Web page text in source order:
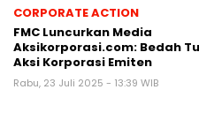
CORPORATE ACTION
FMC Luncurkan Media
Aksikorporasi.com: Bedah
Aksi Korporasi Emiten
Rabu, 23 Juli 2025 - 13:39 WIB